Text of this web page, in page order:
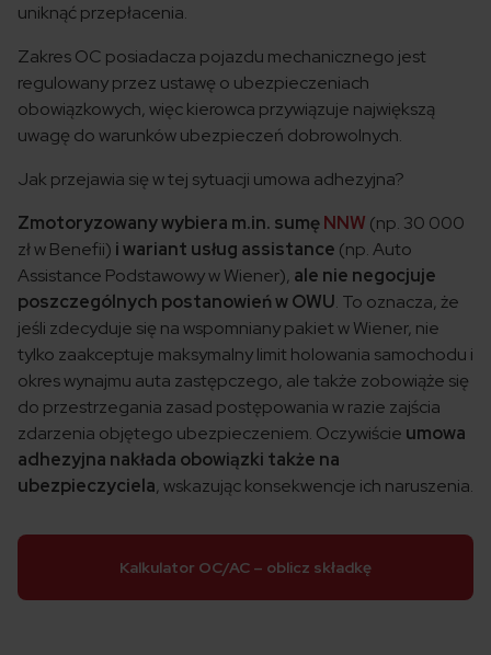
uniknąć przepłacenia.
Zakres OC posiadacza pojazdu mechanicznego jest
regulowany przez ustawę o ubezpieczeniach
obowiązkowych, więc kierowca przywiązuje największą
uwagę do warunków ubezpieczeń dobrowolnych.
Jak przejawia się w tej sytuacji umowa adhezyjna?
Zmotoryzowany wybiera m.in. sumęNNW (np. 30 000
zł w Benefii) i wariant usług assistance (np. Auto
Assistance Podstawowy w Wiener), ale nie negocjuje
poszczególnych postanowień w OWU. To oznacza, że
jeśli zdecyduje się na wspomniany pakiet w Wiener, nie
tylko zaakceptuje maksymalny limit holowania samochodu i
okres wynajmu auta zastępczego, ale także zobowiąże się
do przestrzegania zasad postępowania w razie zajścia
zdarzenia objętego ubezpieczeniem. Oczywiście umowa
adhezyjna nakłada obowiązki także na
ubezpieczyciela, wskazując konsekwencje ich naruszenia.
Kalkulator OC/AC – oblicz składkę